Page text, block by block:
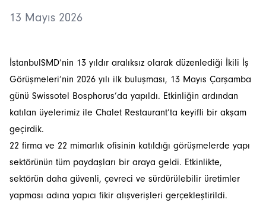
13 Mayıs 2026
İstanbulSMD’nin 13 yıldır aralıksız olarak düzenlediği İkili İş
Görüşmeleri’nin 2026 yılı ilk buluşması, 13 Mayıs Çarşamba
günü Swissotel Bosphorus’da yapıldı. Etkinliğin ardından
katılan üyelerimiz ile Chalet Restaurant’ta keyifli bir akşam
geçirdik.
22 firma ve 22 mimarlık ofisinin katıldığı görüşmelerde yapı
sektörünün tüm paydaşları bir araya geldi. Etkinlikte,
sektörün daha güvenli, çevreci ve sürdürülebilir üretimler
yapması adına yapıcı fikir alışverişleri gerçekleştirildi.